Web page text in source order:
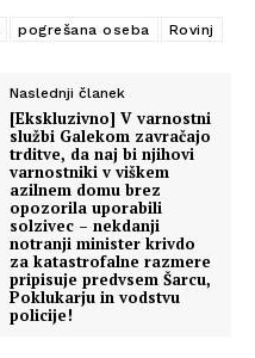
pogrešana oseba Rovinj
Naslednji članek
[Ekskluzivno] V varnostni
službi Galekom zavračajo
trditve, da naj bi njihovi
varnostniki v viškem
azilnem domu brez
opozorila uporabili
solzivec – nekdanji
notranji minister krivdo
za katastrofalne razmere
pripisuje predvsem Šarcu,
Poklukarju in vodstvu
policije!